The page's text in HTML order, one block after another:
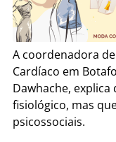
A coordenadora
Cardíaco em
Dawhache,
fisiológico, mas
psicossociais.